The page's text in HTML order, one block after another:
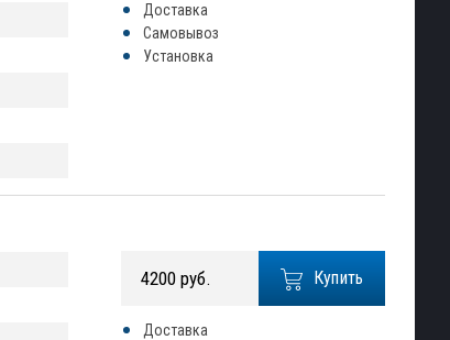
Доставка
Самовывоз
Установка
Купить
4200 руб.
Доставка